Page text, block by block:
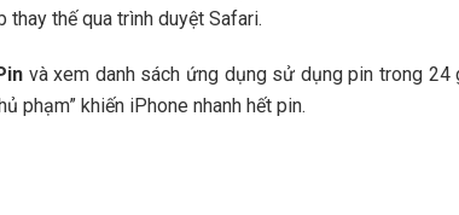
thế qua trình duyệt Safari.
và xem danh sách ứng dụng sử dụng pin trong 24
phạm” khiến iPhone nhanh hết pin.